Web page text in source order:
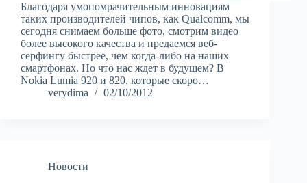
Благодаря умопомрачительным инновациям
таких производителей чипов, как Qualcomm, мы
сегодня снимаем больше фото, смотрим видео
более высокого качества и предаемся веб-
серфингу быстрее, чем когда-либо на наших
смартфонах. Но что нас ждет в будущем? В
Nokia Lumia 920 и 820, которые скоро…
verydima
02/10/2012
Новости